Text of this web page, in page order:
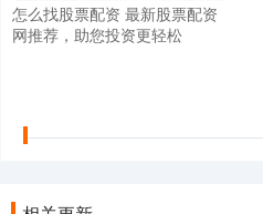
怎么找股票配资 最新股票配资
网推荐，助您投资更轻松